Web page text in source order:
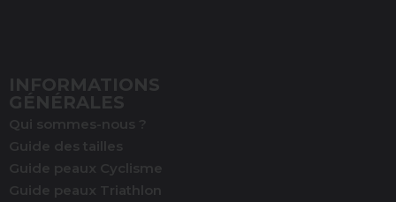
INFORMATIONS
GÉNÉRALES
Qui sommes-nous ?
Guide des tailles
Guide peaux Cyclisme
Guide peaux Triathlon